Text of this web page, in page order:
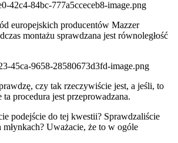
europejskich producentów Mazzer
montażu sprawdzana jest równoległość
czy tak rzeczywiście jest, a jeśli, to
ta procedura jest przeprowadzana.
podejście do tej kwestii? Sprawdzaliście
Uważacie, że to w ogóle